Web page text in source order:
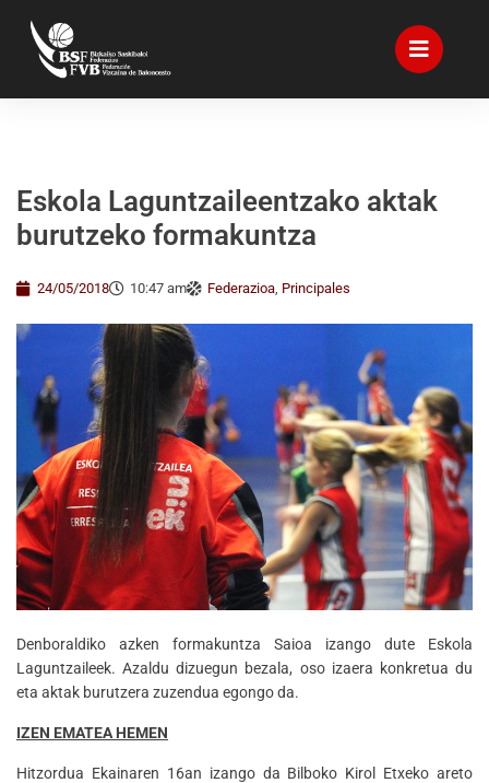
Eskola Laguntzaileentzako aktak
burutzeko formakuntza
24/05/2018 10:47 am Federazioa, Principales
Denboraldiko azken formakuntza Saioa izango dute Eskola
Laguntzaileek. Azaldu dizuegun bezala, oso izaera konkretua du
eta aktak burutzera zuzendua egongo da.
IZEN EMATEA HEMEN
Hitzordua Ekainaren 16an izango da Bilboko Kirol Etxeko areto